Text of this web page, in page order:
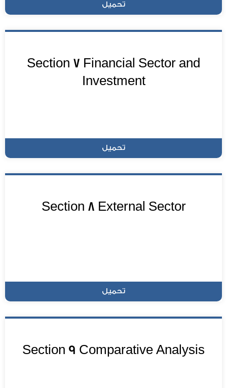
تحميل
Section 7 Financial Sector and
Investment
تحميل
Section 8 External Sector
تحميل
Section 9 Comparative Analysis